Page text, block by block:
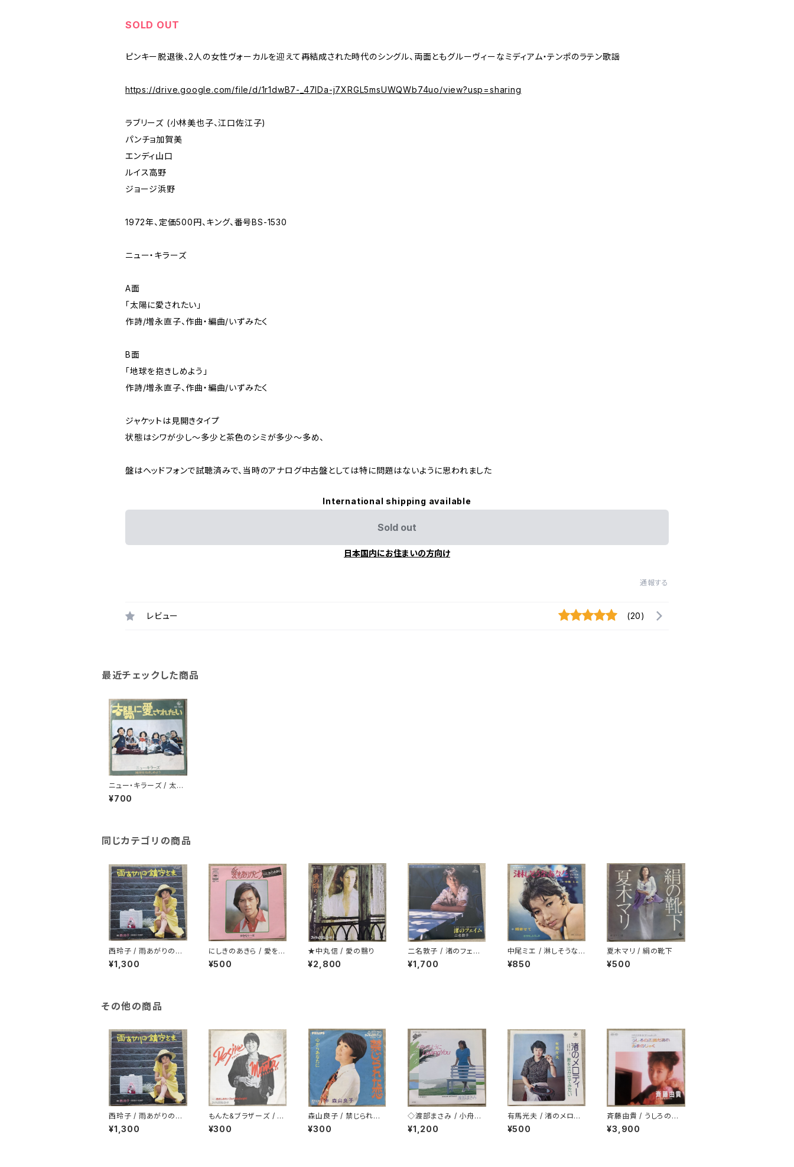
SOLD OUT
ピンキー脱退後、2人の女性ヴォーカルを迎えて再結成された時代のシングル、両面ともグルーヴィーなミディアム・テンポのラテン歌謡
https://drive.google.com/file/d/1r1dwB7-_47IDa-j7XRGL5msUWQWb74uo/view?usp=sharing
ラブリーズ (小林美也子、江口佐江子)
パンチョ加賀美
エンディ山口
ルイス高野
ジョージ浜野
1972年、定価500円、キング、番号BS-1530
ニュー・キラーズ
A面
「太陽に愛されたい」
作詩/増永直子、作曲・編曲/いずみたく
B面
「地球を抱きしめよう」
作詩/増永直子、作曲・編曲/いずみたく
ジャケットは見開きタイプ
状態はシワが少し～多少と茶色のシミが多少～多め、
盤はヘッドフォンで試聴済みで、当時のアナログ中古盤としては特に問題はないように思われました
International shipping available
Sold out
日本国内にお住まいの方向け
通報する
レビュー (20)
最近チェックした商品
ニュー・キラーズ / 太陽
に愛されたい
¥700
同じカテゴリの商品
西玲子 / 雨あがりの鎮
守さま プロモ
¥1,300
にしきのあきら / 愛をあ
りがとう
¥500
★中丸信 / 愛の翳り
¥2,800
二名敦子 / 渚のフェイ
ム B面シティ・ポップ
¥1,700
中尾ミエ / 淋しそうな
あなた
¥850
夏木マリ / 絹の靴下
¥500
その他の商品
西玲子 / 雨あがりの鎮
守さま プロモ
¥1,300
もんた&ブラザーズ / デ
ザイアー
¥300
森山良子 / 禁じられた
恋
¥300
◇渡部まさみ / 小舟の
ように Loving You
¥1,200
有馬光夫 / 渚のメロデ
ィー
¥500
斉藤由貴 / うしろの正
面だあれ
¥3,900